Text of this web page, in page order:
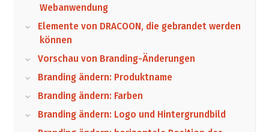
Webanwendung
Elemente von DRACOON, die gebrandet werden
können
Vorschau von Branding-Änderungen
Branding ändern: Produktname
Branding ändern: Farben
Branding ändern: Logo und Hintergrundbild